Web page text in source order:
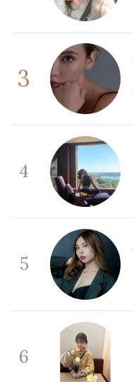
3
4
5
6